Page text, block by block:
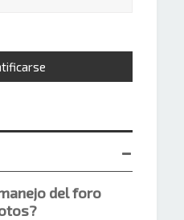
del foro